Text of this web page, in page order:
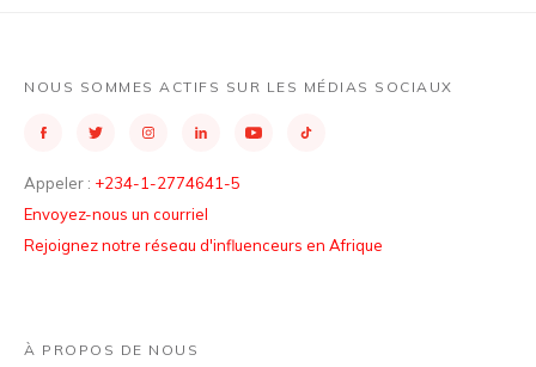
NOUS SOMMES ACTIFS SUR LES MÉDIAS SOCIAUX
Appeler : +234-1-2774641-5
Envoyez-nous un courriel
Rejoignez notre réseau d'influenceurs en Afrique
À PROPOS DE NOUS